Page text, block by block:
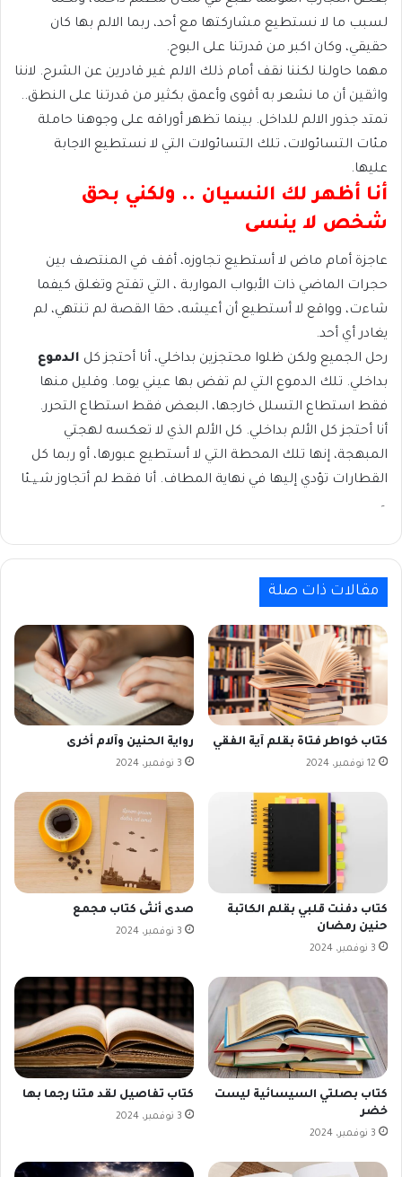
لسبب ما لا نستطيع مشاركتها مع أحد، ربما الالم بها كان
حقيقي، وكان اكبر من قدرتنا على البوح.
مهما حاولنا لكننا نقف أمام ذلك الالم غير قادرين عن الشرح. لاننا
واثقين أن ما نشعر به أقوى وأعمق بكثير من قدرتنا على النطق..
تمتد جذور الالم للداخل. بينما تظهر أوراقه على وجوهنا حاملة
مئات التسائولات، تلك التسائولات التي لا نستطيع الاجابة
عليها.
أنا أظهر لك النسيان .. ولكني بحق
شخص لا ينسى
عاجزة أمام ماض لا أستطيع تجاوزه، أقف في المنتصف بين
حجرات الماضي ذات الأبواب المواربة ، التي تفتح وتغلق كيفما
شاءت، وواقع لا أستطيع أن أعيشه، حقا القصة لم تنتهي، لم
يغادر أي أحد.
رحل الجميع ولكن ظلوا محتجزين بداخلي، أنا أحتجز كل الدموع
بداخلي. تلك الدموع التي لم تفض بها عيني يوما. وقليل منها
فقط استطاع التسلل خارجها، البعض فقط استطاع التحرر.
أنا أحتجز كل الألم بداخلي. كل الألم الذي لا تعكسه لهجتي
المبهجة، إنها تلك المحطة التي لا أستطيع عبورها، أو ربما كل
القطارات تؤدي إليها في نهاية المطاف. أنا فقط لم أتجاوز شیئا
۔
مقالات ذات صلة
كتاب خواطر فتاة بقلم آية الفقي
12 نوفمبر، 2024
رواية الحنين وآلام أخرى
3 نوفمبر، 2024
كتاب دفنت قلبي بقلم الكاتبة
حنين رمضان
3 نوفمبر، 2024
صدى أنثى كتاب مجمع
3 نوفمبر، 2024
كتاب بصلتي السيسائية ليست
خضر
3 نوفمبر، 2024
كتاب تفاصيل لقد متنا رجما بها
3 نوفمبر، 2024